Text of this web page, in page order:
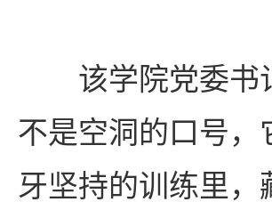
该学院党委书
不是空洞的口号
牙坚持的训练里